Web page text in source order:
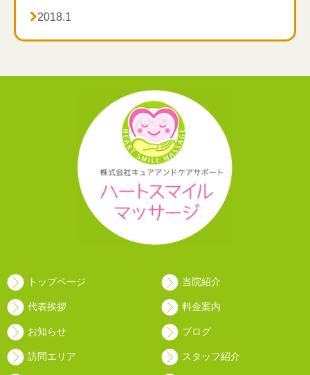
2018.1
トップページ 当院紹介
代表挨拶 料金案内
お知らせ ブログ
訪問エリア スタッフ紹介